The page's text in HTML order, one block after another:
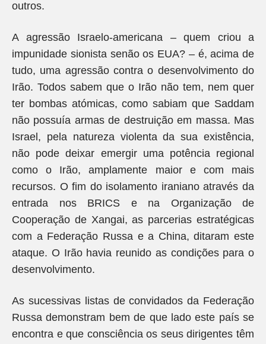
outros.
A agressão Israelo-americana – quem criou a
impunidade sionista senão os EUA? – é, acima de
tudo, uma agressão contra o desenvolvimento do
Irão. Todos sabem que o Irão não tem, nem quer
ter bombas atómicas, como sabiam que Saddam
não possuía armas de destruição em massa. Mas
Israel, pela natureza violenta da sua existência,
não pode deixar emergir uma potência regional
como o Irão, amplamente maior e com mais
recursos. O fim do isolamento iraniano através da
entrada nos BRICS e na Organização de
Cooperação de Xangai, as parcerias estratégicas
com a Federação Russa e a China, ditaram este
ataque. O Irão havia reunido as condições para o
desenvolvimento.
As sucessivas listas de convidados da Federação
Russa demonstram bem de que lado este país se
encontra e que consciência os seus dirigentes têm